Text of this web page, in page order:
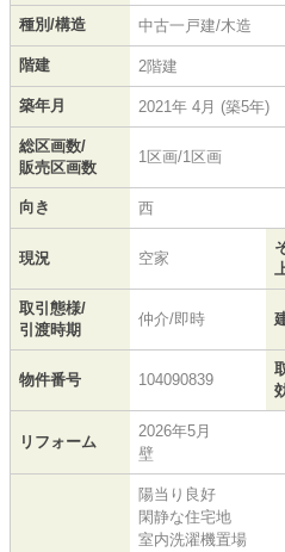
種別/構造 中古一戸建/木造
階建 2階建
築年月 2021年 4月 (築5年)
総区画数/
販売区画数
1区画/1区画
向き 西
現況 空家
取引態様/
引渡時期
仲介/即時
物件番号 104090839
リフォーム
2026年5月
壁
陽当り良好
閑静な住宅地
室内洗濯機置場